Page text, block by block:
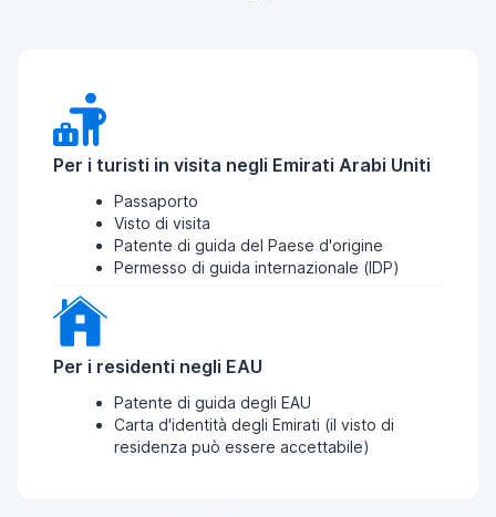
Per i turisti in visita negli Emirati Arabi Uniti
Passaporto
Visto di visita
Patente di guida del Paese d'origine
Permesso di guida internazionale (IDP)
Per i residenti negli EAU
Patente di guida degli EAU
Carta d'identità degli Emirati (il visto di
residenza può essere accettabile)